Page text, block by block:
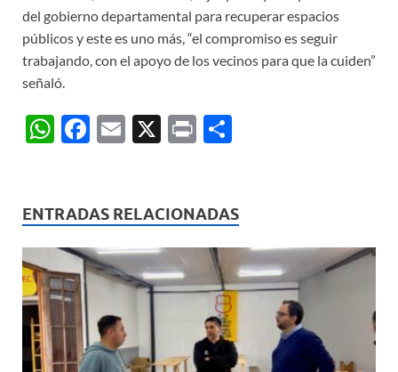
del gobierno departamental para recuperar espacios
públicos y este es uno más, “el compromiso es seguir
trabajando, con el apoyo de los vecinos para que la cuiden”
señaló.
W
s
A
p
p
F
b
o
o
E
X
P
p
ar
ti
r
ENTRADAS RELACIONADAS